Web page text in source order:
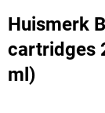
Huismerk
cartridges
ml)